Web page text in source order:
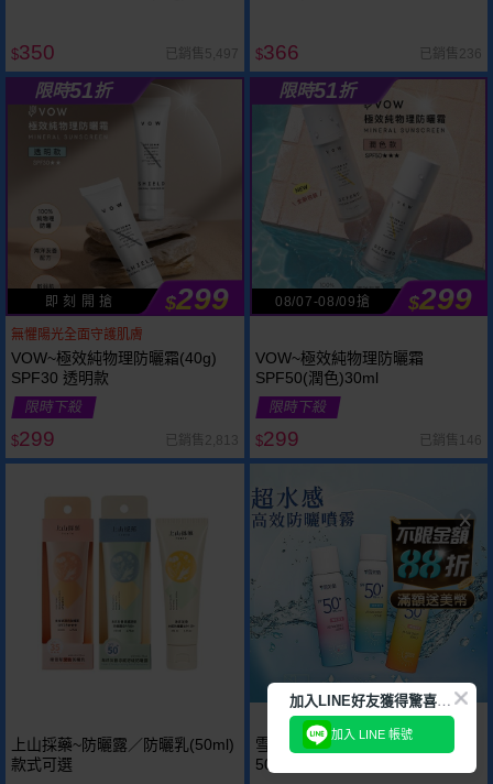
$350 已銷售5,497 $366 已銷售236
限時51折
即 刻 開 搶 $299
無懼陽光全面守護肌膚
VOW~極效純物理防曬霜(40g)
SPF30 透明款
限時下殺
$299 已銷售2,813
限時51折
08/07-08/09搶 $299
VOW~極效純物理防曬霜
SPF50(潤色)30ml
限時下殺
$299 已銷售146
上山採藥~防曬露／防曬乳(50ml)
款式可選
雪芙蘭~超水感高效防曬噴霧
50g(SPF50+) 款式可選
加
入LINE好友獲得驚喜折扣!
加入 LINE 帳號